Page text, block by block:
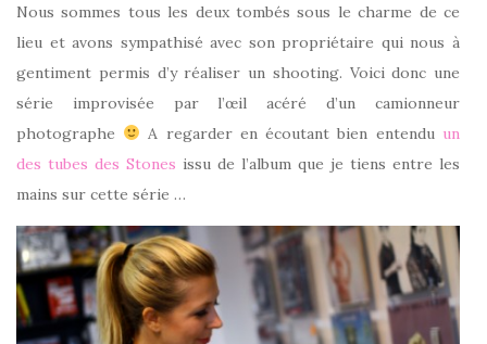
Nous sommes tous les deux tombés sous le charme de ce
lieu et avons sympathisé avec son propriétaire qui nous à
gentiment permis d’y réaliser un shooting. Voici donc une
série improvisée par l’œil acéré d’un camionneur
photographe
A regarder en écoutant bien entendu un
des tubes des Stones issu de l’album que je tiens entre les
mains sur cette série …